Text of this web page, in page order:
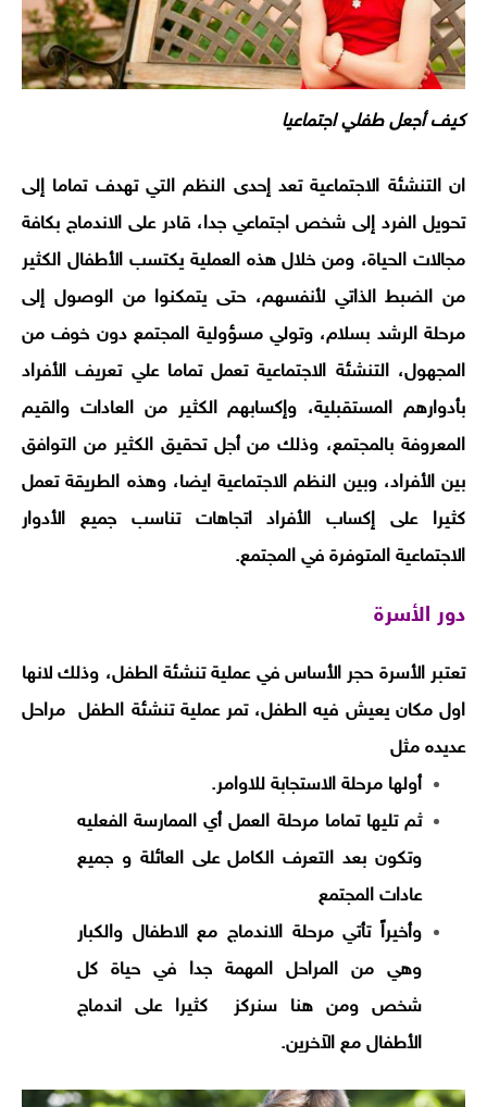
كيف أجعل طفلي اجتماعيا
ان التنشئة الاجتماعية تعد إحدى النظم التي تهدف تماما إلى
تحويل الفرد إلى شخص اجتماعي جدا، قادر على الاندماج بكافة
مجالات الحياة، ومن خلال هذه العملية يكتسب الأطفال الكثير
من الضبط الذاتي لأنفسهم، حتى يتمكنوا من الوصول إلى
مرحلة الرشد بسلام، وتولي مسؤولية المجتمع دون خوف من
المجهول، التنشئة الاجتماعية تعمل تماما علي تعريف الأفراد
بأدوارهم المستقبلية، وإكسابهم الكثير من العادات والقيم
المعروفة بالمجتمع، وذلك من أجل تحقيق الكثير من التوافق
بين الأفراد، وبين النظم الاجتماعية ايضا، وهذه الطريقة تعمل
كثيرا على إكساب الأفراد اتجاهات تناسب جميع الأدوار
الاجتماعية المتوفرة في المجتمع.
دور الأسرة
تعتبر الأسرة حجر الأساس في عملية تنشئة الطفل، وذلك لانها
اول مكان يعيش فيه الطفل، تمر عملية تنشئة الطفل مراحل
عديده مثل
أولها مرحلة الاستجابة للاوامر.
ثم تليها تماما مرحلة العمل أي الممارسة الفعليه
وتكون بعد التعرف الكامل على العائلة و جميع
عادات المجتمع
وأخيراً تأتي مرحلة الاندماج مع الاطفال والكبار
وهي من المراحل المهمة جدا في حياة كل
شخص ومن هنا سنركز كثيرا على اندماج
الأطفال مع الاَخرين.